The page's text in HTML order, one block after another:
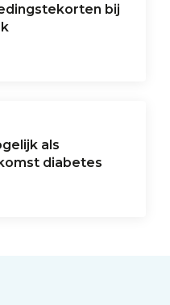
bij
als
diabetes